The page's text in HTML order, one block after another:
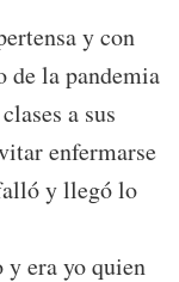
y con
de la pandemia
a sus
enfermarse
y llegó lo
y era yo quien